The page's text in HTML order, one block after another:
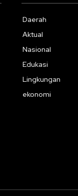
Daerah
Aktual
Nasional
Edukasi
Lingkungan
ekonomi